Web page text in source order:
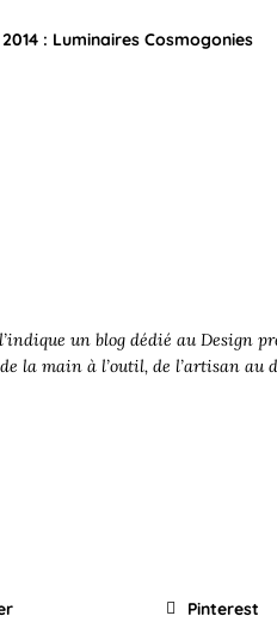
: Luminaires Cosmogonies
un blog dédié au Design
la main à l’outil, de l’artisan au
Pinterest